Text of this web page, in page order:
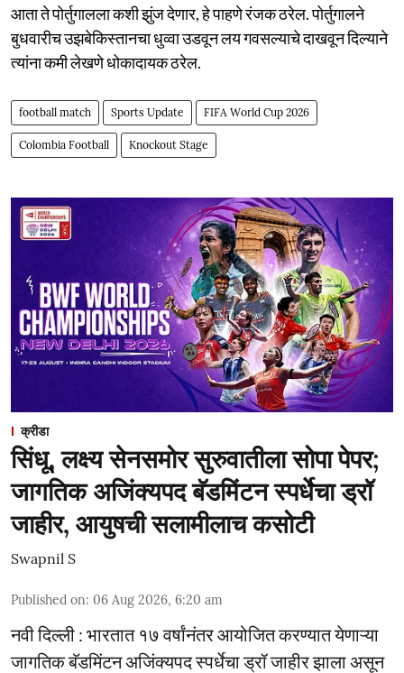
आता ते पोर्तुगालला कशी झुंज देणार, हे पाहणे रंजक ठरेल. पोर्तुगालने
बुधवारीच उझबेकिस्तानचा धुव्वा उडवून लय गवसल्याचे दाखवून दिल्याने
त्यांना कमी लेखणे धोकादायक ठरेल.
football match Sports Update FIFA World Cup 2026
Colombia Football Knockout Stage
क्रीडा
सिंधू, लक्ष्य सेनसमोर सुरुवातीला सोपा पेपर;
जागतिक अजिंक्यपद बॅडमिंटन स्पर्धेचा ड्रॉ
जाहीर, आयुषची सलामीलाच कसोटी
Swapnil S
Published on: 06 Aug 2026, 6:20 am
नवी दिल्ली : भारतात १७ वर्षांनंतर आयोजित करण्यात येणाऱ्या
जागतिक बॅडमिंटन अजिंक्यपद स्पर्धेचा ड्रॉ जाहीर झाला असून